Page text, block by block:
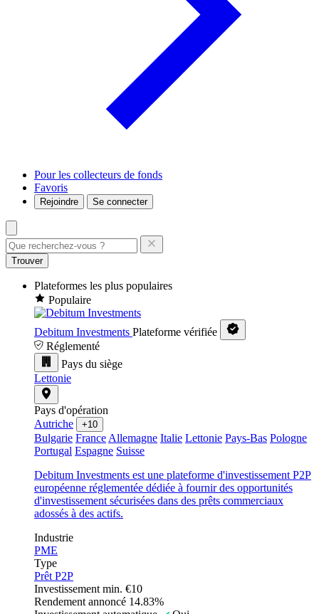
Pour les collecteurs de fonds
Favoris
Rejoindre Se connecter
Trouver
Plateformes les plus populaires
Populaire
Debitum Investments Plateforme vérifiée
Réglementé
Pays du siège
Lettonie
Pays d'opération
Autriche
+10
Bulgarie France Allemagne Italie Lettonie Pays-Bas Pologne
Portugal Espagne Suisse
Debitum Investments est une plateforme d'investissement P2P
européenne réglementée dédiée à fournir des opportunités
d'investissement sécurisées dans des prêts commerciaux
adossés à des actifs.
Industrie
PME
Type
Prêt P2P
Investissement min. €10
Rendement annoncé 14.83%